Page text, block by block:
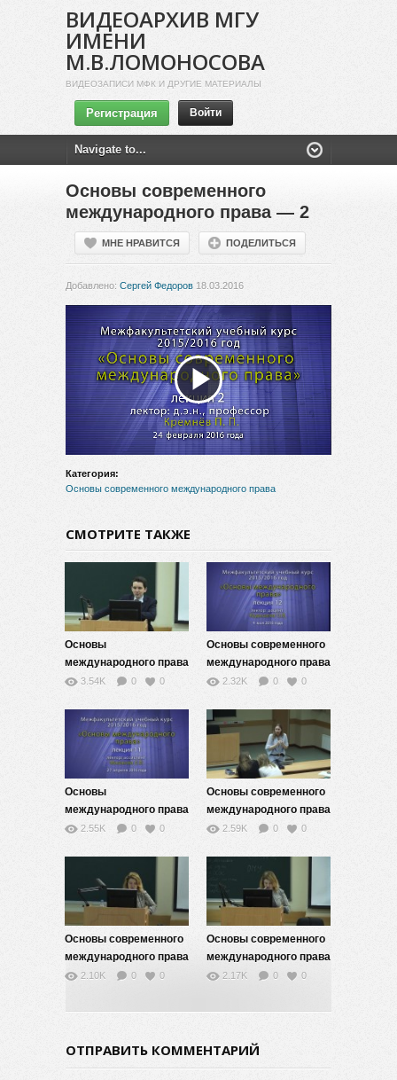
ВИДЕОАРХИВ МГУ
ИМЕНИ
М.В.ЛОМОНОСОВА
ВИДЕОЗАПИСИ МФК И ДРУГИЕ МАТЕРИАЛЫ
Регистрация Войти
Основы современного
международного права — 2
МНЕ НРАВИТСЯ ПОДЕЛИТЬСЯ
Добавлено: Сергей Федоров 18.03.2016
Воспроизвести
видео
Категория:
Основы современного международного права
СМОТРИТЕ ТАКЖЕ
Основы
международного права
-13 3.54K 0 0
Основы современного
международного права
— 122.32K 0 0
Основы
международного права
-11 2.55K 0 0
Основы современного
международного права
— 102.59K 0 0
Основы современного
международного права
— 92.10K 0 0
Основы современного
международного права
— 82.17K 0 0
ОТПРАВИТЬ КОММЕНТАРИЙ